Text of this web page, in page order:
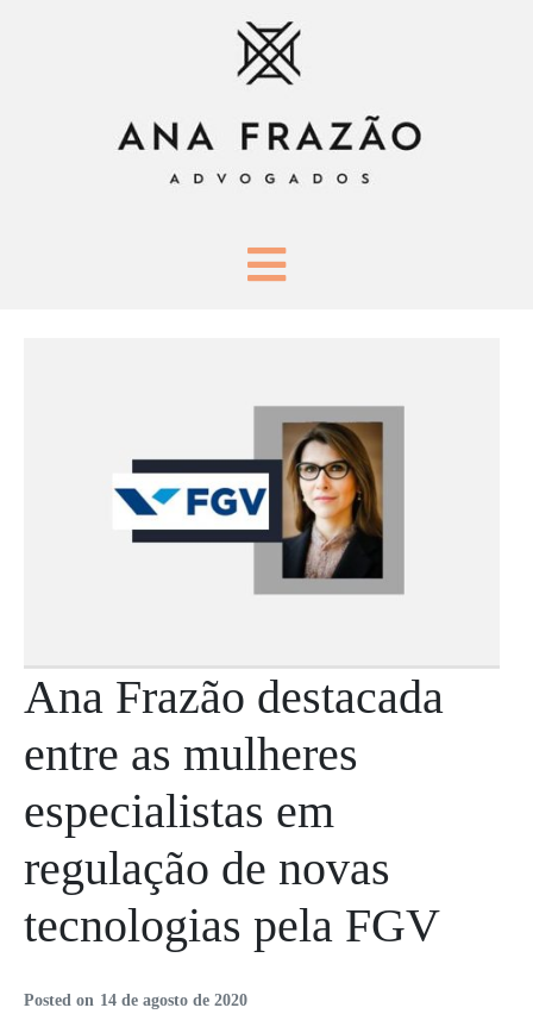
Posted on 14 de agosto de 2020
Ana Frazão destacada
entre as mulheres
especialistas em
regulação de novas
tecnologias pela FGV